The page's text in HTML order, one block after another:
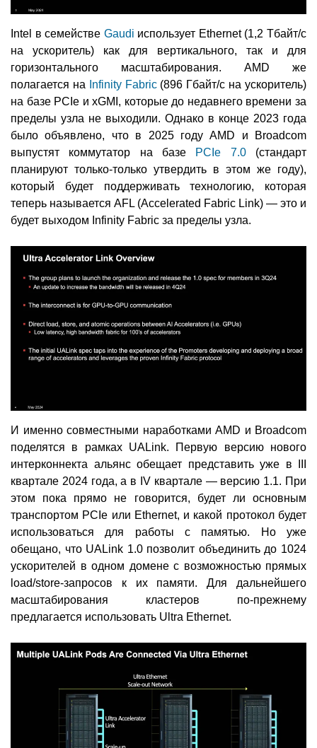
Intel в семействе Gaudi использует Ethernet (1,2 Тбайт/с
на ускоритель) как для вертикального, так и для
горизонтального масштабирования. AMD же
полагается на
Infinity Fabric(896 Гбайт/с на ускоритель)
на базе PCIe и xGMI, которые до недавнего времени за
пределы узла не выходили. Однако в конце 2023 года
было объявлено, что в 2025 году AMD и Broadcom
выпустят коммутатор на базе PCIe 7.0(стандарт
планируют только-только утвердить в этом же году),
который будет поддерживать технологию, которая
теперь называется AFL (Accelerated Fabric Link) — это и
будет выходом Infinity Fabric за пределы узла.
И именно совместными наработками AMD и Broadcom
поделятся в рамках UALink. Первую версию нового
интерконнекта альянс обещает представить уже в III
квартале 2024 года, а в IV квартале — версию 1.1. При
этом пока прямо не говорится, будет ли основным
транспортом PCIe или Ethernet, и какой протокол будет
использоваться для работы с памятью. Но уже
обещано, что UALink 1.0 позволит объединить до 1024
ускорителей в одном домене с возможностью прямых
load/store-запросов к их памяти. Для дальнейшего
масштабирования кластеров по-прежнему
предлагается использовать Ultra Ethernet.